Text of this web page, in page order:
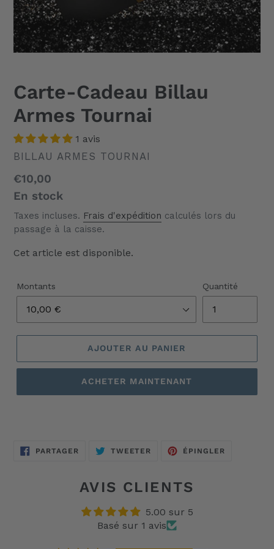
Carte-Cadeau Billau
Armes Tournai
1 avis
DISTRIBUTEUR
BILLAU ARMES TOURNAI
Prix
normal
€10,00
En stock
Taxes incluses. Frais d'expédition calculés lors du
passage à la caisse.
Cet article est disponible.
Montants Quantité
AJOUTER AU PANIER
ACHETER MAINTENANT
PARTAGERPARTAGER
SUR
TWEETER TWEETERÉPINGLER
AVIS CLIENTS
5.00 sur 5
Basé sur 1 avis